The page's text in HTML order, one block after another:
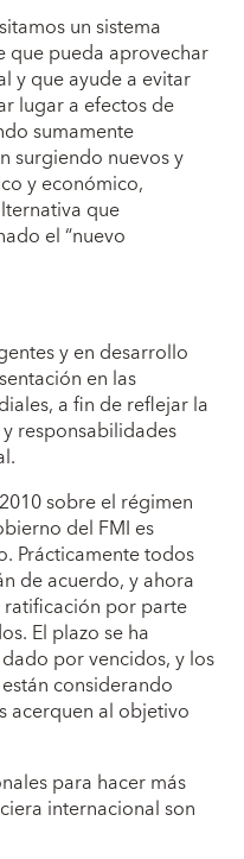
un sistema
que pueda aprovechar
y que ayude a evitar
lugar a efectos de
sumamente
surgiendo nuevos y
y económico,
que
el “nuevo
y en desarrollo
en las
a fin de reflejar la
responsabilidades
sobre el régimen
del FMI es
Prácticamente todos
de acuerdo, y ahora
ratificación por parte
El plazo se ha
por vencidos, y los
considerando
acerquen al objetivo
para hacer más
internacional son